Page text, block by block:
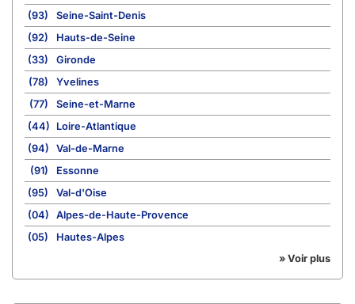
(93)
Seine-Saint-Denis
(92)
Hauts-de-Seine
(33)
Gironde
(78)
Yvelines
(77)
Seine-et-Marne
(44)
Loire-Atlantique
(94)
Val-de-Marne
(91)
Essonne
(95)
Val-d'Oise
(04)
Alpes-de-Haute-Provence
(05)
Hautes-Alpes
» Voir plus